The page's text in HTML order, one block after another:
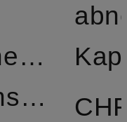
Kunstfell